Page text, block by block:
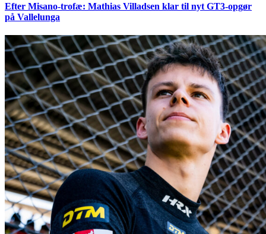
Efter Misano-trofæ: Mathias Villadsen klar til nyt GT3-opgør
på Vallelunga